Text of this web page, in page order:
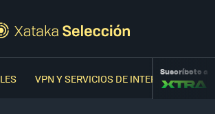
VPN Y SERVICIOS DE INTERNETSuscríbete a